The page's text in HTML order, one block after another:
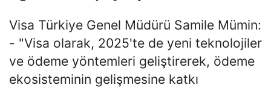
Visa Türkiye Genel Müdürü Samile Mümin:
- "Visa olarak, 2025'te de yeni teknolojiler
ve ödeme yöntemleri geliştirerek, ödeme
ekosisteminin gelişmesine katkı